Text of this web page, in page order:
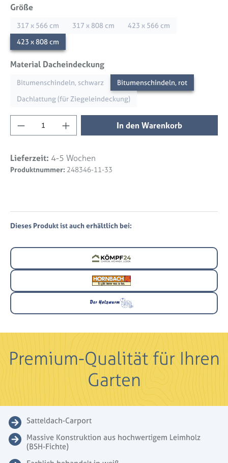
Größeauswählen
317 x 566 cm 317 x 808 cm
423 x 566 cm
423 x 808 cm
Material Dacheindeckungauswählen
Bitumenschindeln, schwarz
Bitumenschindeln, rot
Dachlattung (für Ziegeleindeckung)
Produkt Anzahl: Gib den gewünschten
In den Warenkorb
Lieferzeit: 4-5 Wochen
Produktnummer: 248346-11-33
Dieses Produkt ist auch erhältlich bei:
Premium-Qualität für Ihren
Garten
Satteldach-Carport
Massive Konstruktion aus hochwertigem Leimholz
(BSH-Fichte)